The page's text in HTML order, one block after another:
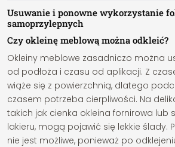
Usuwanie i ponowne wykorzystanie
samoprzylepnych
Czy okleinę meblową można odkleić?
Okleiny meblowe zasadniczo można
od podłoża i czasu od aplikacji. Z
wiąże się z powierzchnią, dlatego
czasem potrzeba cierpliwości. Na
takich jak cienka okleina fornirowa lub
lakieru, mogą pojawić się lekkie ślady.
nie jest możliwe, ponieważ po